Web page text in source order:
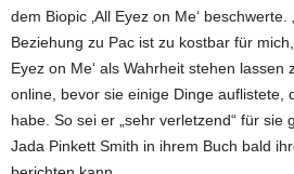
dem Biopic ‚All Eyez on Me‘
Beziehung zu Pac ist zu kostbar für
Eyez on Me‘ als Wahrheit stehen lassen
online, bevor sie einige Dinge auflistete,
habe. So sei er „sehr verletzend“ für sie
Jada Pinkett Smith in ihrem Buch bald